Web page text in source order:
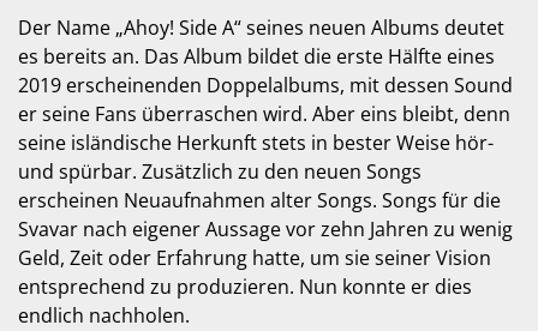
Der Name „Ahoy! Side A“ seines neuen Albums deutet
es bereits an. Das Album bildet die erste Hälfte eines
2019 erscheinenden Doppelalbums, mit dessen Sound
er seine Fans überraschen wird. Aber eins bleibt, denn
seine isländische Herkunft stets in bester Weise hör-
und spürbar. Zusätzlich zu den neuen Songs
erscheinen Neuaufnahmen alter Songs. Songs für die
Svavar nach eigener Aussage vor zehn Jahren zu wenig
Geld, Zeit oder Erfahrung hatte, um sie seiner Vision
entsprechend zu produzieren. Nun konnte er dies
endlich nachholen.